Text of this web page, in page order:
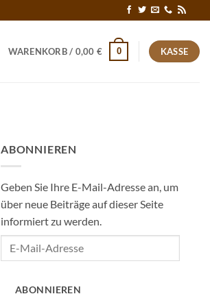
WARENKORB / 0,00 € 0 KASSE
ABONNIEREN
Geben Sie Ihre E-Mail-Adresse an, um
über neue Beiträge auf dieser Seite
informiert zu werden.
Mail-
ABONNIEREN